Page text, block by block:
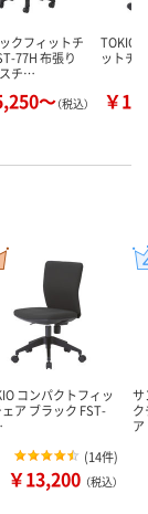
クフィットチ
77H 布張り
チ…
～（税込）
TOKIO
ットチ
￥
コンパクトフィッ
ェア ブラック FST-
(14件)
￥13,200 （税込）
サ